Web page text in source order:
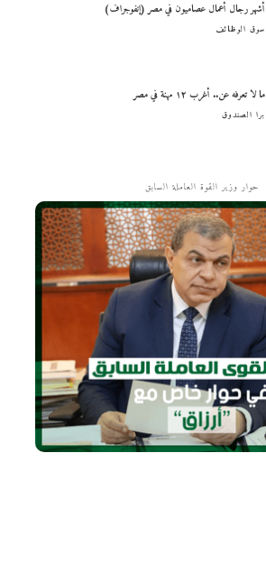
أشهر رجال أعمال عصاميون في مصر (إنفوجراف)
سوق الوظائف
ما لا تعرفه عن.. أغرب ١٢ مهنة في مصر
برا الصندوق
حوار وزير القوة العاملة السابق